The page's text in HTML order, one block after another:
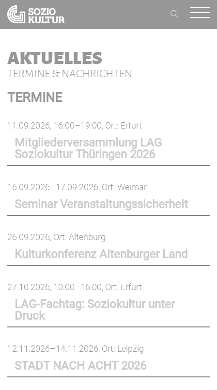
AKTUELLES
TERMINE & NACHRICHTEN
TERMINE
11.09.2026, 16:00–19:00, Ort: Erfurt
Mitgliederversammlung LAG
Soziokultur Thüringen 2026
16.09.2026–17.09.2026, Ort: Weimar
Seminar Veranstaltungssicherheit
26.09.2026, Ort: Altenburg
Kulturkonferenz Altenburger Land
27.10.2026, 10:00–16:00, Ort: Erfurt
LAG-Fachtag: Soziokultur unter
Druck
12.11.2026–14.11.2026, Ort: Leipzig
STADT NACH ACHT 2026